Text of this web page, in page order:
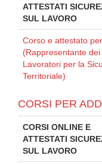
ATTESTATI
SUL LAVORO
Corso e attestato
(Rappresentante dei
Lavoratori per la
Territoriale)
CORSI PER
CORSI ONLINE E
ATTESTATI
SUL LAVORO